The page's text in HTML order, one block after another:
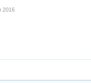
2016